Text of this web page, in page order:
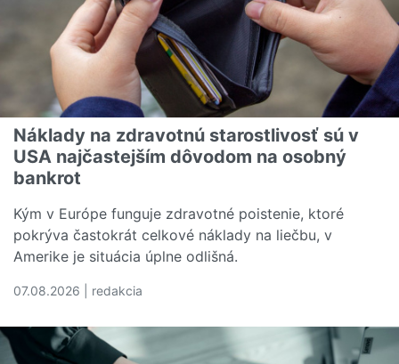
Náklady na zdravotnú starostlivosť sú v
USA najčastejším dôvodom na osobný
bankrot
Kým v Európe funguje zdravotné poistenie, ktoré
pokrýva častokrát celkové náklady na liečbu, v
Amerike je situácia úplne odlišná.
07.08.2026 | redakcia